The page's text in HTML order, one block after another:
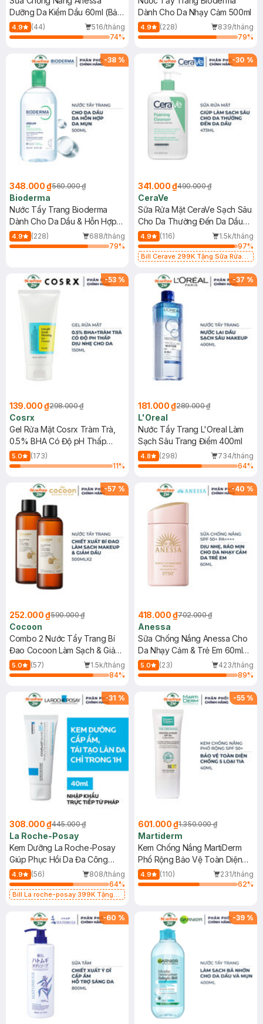
Dưỡng Da Kiềm Dầu 60ml (Bản
Mới)
4.9 (44)
516/tháng
74%
Dành Cho Da Nhạy Cảm 500ml
4.9 (228)
839/tháng
79%
-38 %
348.000 ₫560.000 ₫
Bioderma
Nước Tẩy Trang Bioderma
Dành Cho Da Dầu & Hỗn Hợp
500ml
4.9 (228)
688/tháng
79%
-30 %
341.000 ₫490.000 ₫
CeraVe
Sữa Rửa Mặt CeraVe Sạch Sâu
Cho Da Thường Đến Da Dầu
473ml
4.9 (116)
1.5k/tháng
97%
Bill Cerave 299K Tặng Sữa Rửa
-53 %
139.000 ₫298.000 ₫
Cosrx
Gel Rửa Mặt Cosrx Tràm Trà,
0.5% BHA Có Độ pH Thấp
150ml
5.0
(173)
11%
-37 %
181.000 ₫289.000 ₫
L'Oreal
Nước Tẩy Trang L'Oreal Làm
Sạch Sâu Trang Điểm 400ml
4.8 (298)
734/tháng
64%
-57 %
252.000 ₫590.000 ₫
Cocoon
Combo 2 Nước Tẩy Trang Bí
Đao Cocoon Làm Sạch & Giảm
Dầu 500ml
5.0 (57)
1.5k/tháng
84%
-40 %
418.000 ₫702.000 ₫
Anessa
Sữa Chống Nắng Anessa Cho
Da Nhạy Cảm & Trẻ Em 60ml
(Mới)
5.0 (23)
423/tháng
89%
-31 %
308.000 ₫445.000 ₫
La Roche-Posay
Kem Dưỡng La Roche-Posay
Giúp Phục Hồi Da Đa Công
Dụng 40ml
4.9 (56)
808/tháng
64%
Bill La roche-posay 399K Tặng
(SL có hạn)
-55 %
601.000 ₫1.350.000 ₫
Martiderm
Kem Chống Nắng MartiDerm
Phổ Rộng Bảo Vệ Toàn Diện
40ml
4.9 (110)
231/tháng
62%
-60 % -39 %